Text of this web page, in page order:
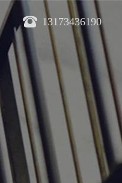
13173436190